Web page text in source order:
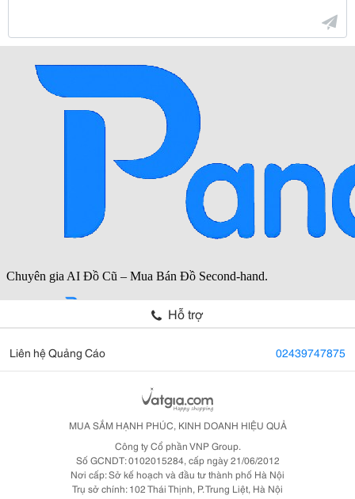
Hỗ trợ
Liên hệ Quảng Cáo 02439747875
MUA SẮM HẠNH PHÚC, KINH DOANH HIỆU QUẢ
Công ty Cổ phần VNP Group.
Số GCNDT: 0102015284, cấp ngày 21/06/2012
Nơi cấp: Sở kế hoạch và đầu tư thành phố Hà Nội
Trụ sở chính: 102 Thái Thịnh, P. Trung Liệt, Hà Nội